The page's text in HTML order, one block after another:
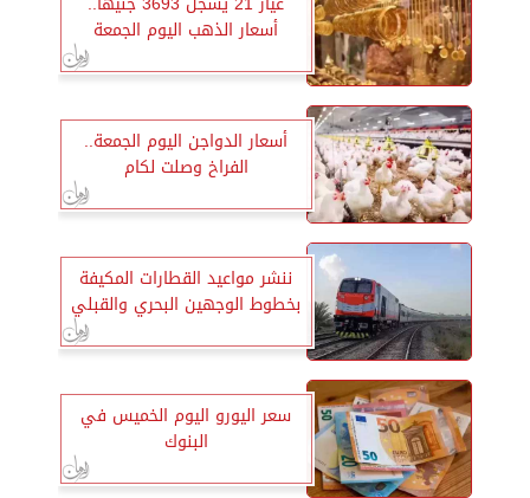
أسعار الذهب اليوم الجمعة
أسعار الدواجن اليوم الجمعة..
الفراخ وصلت لكام
ننشر مواعيد القطارات المكيفة
بخطوط الوجهين البحري والقبلي
سعر اليورو اليوم الخميس في
البنوك